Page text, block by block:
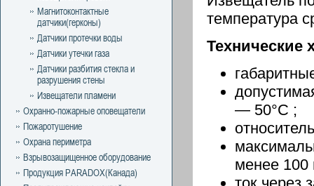
температура
Технические
— 50°С ;
менее 100
Магнитоконтактные
датчики(герконы)
Датчики протечки воды
Датчики утечки газа
Датчики разбития стекла и
разрушения стены
Извещатели пламени
Охранно-пожарные оповещатели
Пожаротушение
Охрана периметра
Взрывозащищенное оборудование
Продукция PARADOX(Канада)